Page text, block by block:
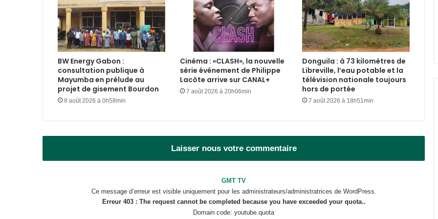
smartphones chinois en un mois
Gabon-Chine : un excédent
commercial record de 738 milliards
FCFA au 1er semestre 2026
Traite des êtres humains : le Gabon
se dote d’un guide national pour
secourir les victimes
Gabon : le gouvernement passe au
entreprises
BW Energy Gabon :
consultation publique à
Mayumba en prélude au
projet de gisement Bourdon
8 août 2026 à 0h58min
Cinéma : «CLASH», la nouvelle
série événement de Philippe
Lacôte arrive sur CANAL+
7 août 2026 à 20h06min
Donguila : à 73 kilomètres de
Libreville, l’eau potable et la
télévision nationale toujours
hors de portée
7 août 2026 à 18h51min
Laisser nous votre commentaire
GMT TV
Ce message d’erreur est visible uniquement pour les administrateurs/administratrices de WordPress.
Erreur 403 : The request cannot be completed because you have exceeded your quota..
Domain code: youtube.quota